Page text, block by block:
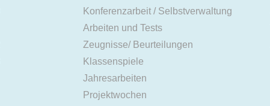
Konferenzarbeit / Selbstverwaltung
Arbeiten und Tests
Zeugnisse/ Beurteilungen
Klassenspiele
Jahresarbeiten
Projektwochen